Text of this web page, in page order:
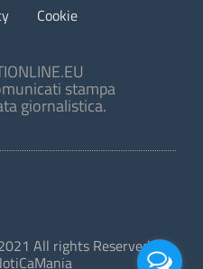
Cookie
stampa
giornalistica.
All rights Reserved.